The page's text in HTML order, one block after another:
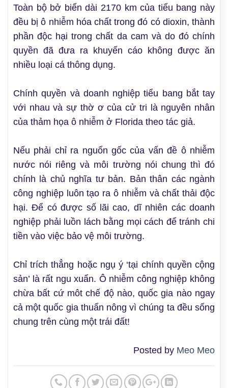
Toàn bộ bở biển dài 2170 km của tiểu bang này
đều bị ô nhiễm hóa chất trong đó có dioxin, thành
phần độc hại trong chất da cam và do đó chính
quyền đã đưa ra khuyến cáo không được ăn
nhiều loại cá thông dụng.
Chính quyền và doanh nghiệp tiểu bang bắt tay
với nhau và sự thờ ơ của cử tri là nguyên nhân
của thảm họa ô nhiễm ở Florida theo tác giả.
Nếu phải chỉ ra nguổn gốc của vấn đề ô nhiễm
nước nói riêng và môi trường nói chung thì đó
chính là chủ nghĩa tư bản. Bản thân các ngành
công nghiệp luôn tạo ra ô nhiễm và chất thải độc
hại. Để có được số lãi cao, dĩ nhiên các doanh
nghiệp phải luồn lách bằng mọi cách để tránh chi
tiền vào việc bảo vệ môi trường.
Chỉ trích thẳng hoặc ngụ ý ‘tại chính quyền cộng
sản’ là rất ngu xuẩn. Ô nhiễm công nghiệp không
chừa bất cứ môt chế độ nào, quốc gia nào ngay
cả một quốc gia thuẩn nông vì chúng ta đều sống
chung trên cùng một trái đất!
Posted by Meo Meo